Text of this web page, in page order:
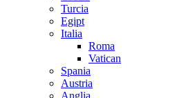
Turcia
Egipt
Italia
Roma
Vatican
Spania
Austria
Anglia